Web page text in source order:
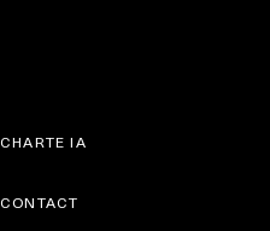
CHARTE IA
CONTACT